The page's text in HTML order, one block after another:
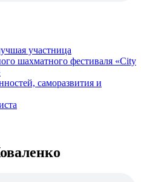
участница
шахматного фестиваля «City
саморазвития и